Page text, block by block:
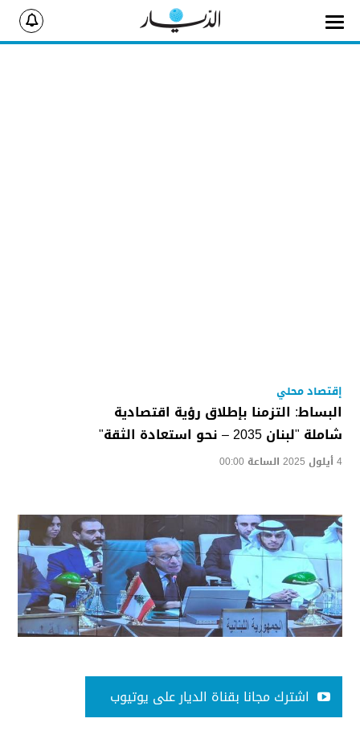
إقتصاد محلي
البساط: التزمنا بإطلاق رؤية اقتصادية
شاملة "لبنان 2035 – نحو استعادة الثقة"
4 أيلول 2025 الساعة 00:00
اشترك مجانا بقناة الديار على يوتيوب